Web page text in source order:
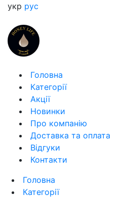
укр рус
Головна
Категорії
Акції
Новинки
Про компанію
Доставка та оплата
Відгуки
Контакти
Головна
Категорії